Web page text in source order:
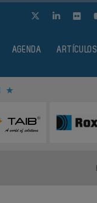
AGENDA ARTÍCULOS